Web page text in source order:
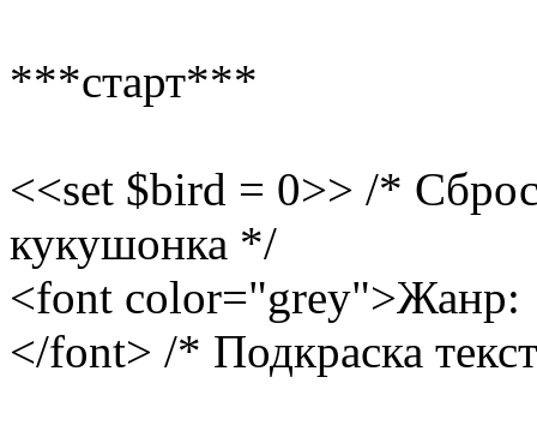
***старт***
<<set $bird = 0>> /*
кукушонка */
<font color="grey">Жанр:
</font> /* Подкраска